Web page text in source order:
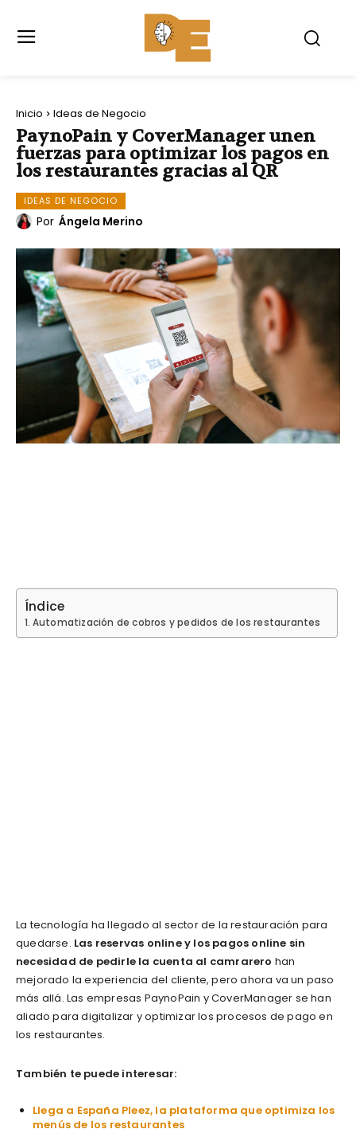
Inicio Ideas de Negocio
PaynoPain y CoverManager unen
fuerzas para optimizar los pagos en
los restaurantes gracias al QR
IDEAS DE NEGOCIO
Por Ángela Merino
Índice
Automatización de cobros y pedidos de los restaurantes
La tecnología ha llegado al sector de la restauración para
quedarse. Las reservas online y los pagos online sin
necesidad de pedirle la cuenta al camrarero han
mejorado la experiencia del cliente, pero ahora va un paso
más allá. Las empresas PaynoPain y CoverManager se han
aliado para digitalizar y optimizar los procesos de pago en
los restaurantes.
También te puede interesar:
Llega a España Pleez, la plataforma que optimiza los
menús de los restaurantes